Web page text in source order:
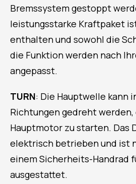
Bremssystem gestoppt
leistungsstarke Kraftpaket
enthalten und sowohl die
die Funktion werden nach
angepasst.
TURN: Die Hauptwelle kann
Richtungen gedreht werden,
Hauptmotor zu starten. Das
elektrisch betrieben und ist
einem Sicherheits-Handrad
ausgestattet.